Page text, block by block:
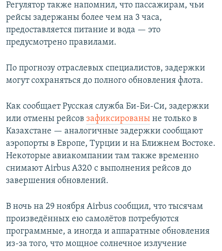
Регулятор также напомнил, что пассажирам, чьи
рейсы задержаны более чем на 3 часа,
предоставляется питание и вода — это
предусмотрено правилами.
По прогнозу отраслевых специалистов, задержки
могут сохраняться до полного обновления флота.
Как сообщает Русская служба Би-Би-Си, задержки
или отмены рейсов зафиксированы не только в
Казахстане — аналогичные задержки сообщают
аэропорты в Европе, Турции и на Ближнем Востоке.
Некоторые авиакомпании там также временно
снимают Airbus A320 с выполнения рейсов до
завершения обновлений.
В ночь на 29 ноября Airbus сообщил, что тысячам
произведённых ею самолётов потребуются
программные, а иногда и аппаратные обновления
из-за того, что мощное солнечное излучение